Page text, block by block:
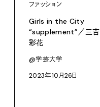
ファッション
Girls in the City
“supplement”／三吉
彩花
@学芸大学
2023年10月26日